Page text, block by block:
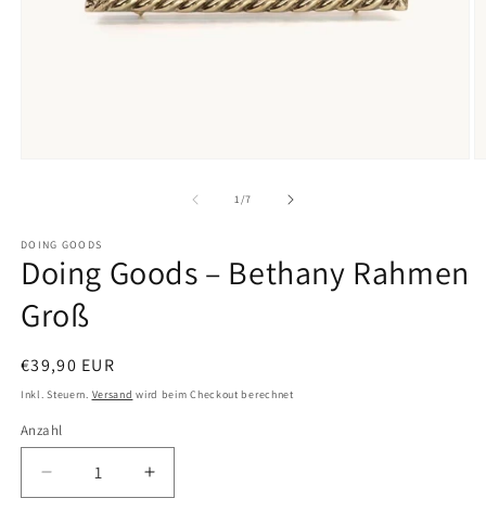
1/von
7
DOING GOODS
Doing Goods – Bethany Rahmen
Groß
Normaler
Preis
€39,90 EUR
Inkl. Steuern. Versand wird beim Checkout berechnet
Anzahl
Anzahl
Verringere
die
Erhöhe
die